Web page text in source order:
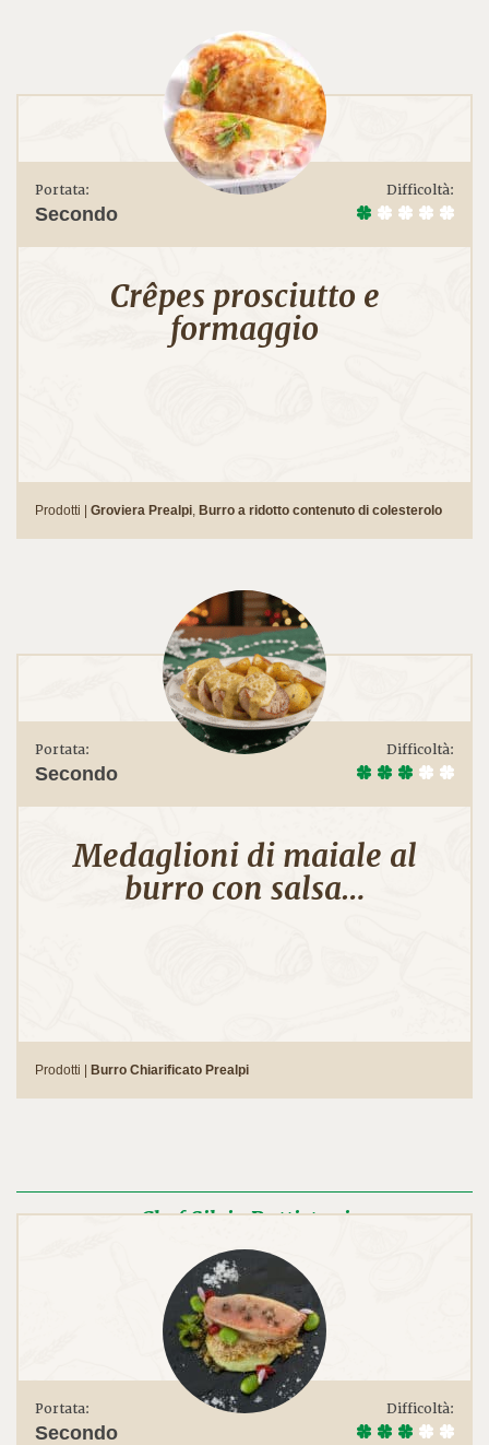
Portata:
Secondo
Difficoltà:
Crêpes prosciutto e
formaggio
Prodotti | Groviera Prealpi Burro a ridotto contenuto di colesterolo
Portata:
Secondo
Difficoltà:
Medaglioni di maiale al
burro con salsa…
Prodotti | Burro Chiarificato Prealpi
Chef Silvio Battistoni
Portata:
Secondo
Difficoltà: